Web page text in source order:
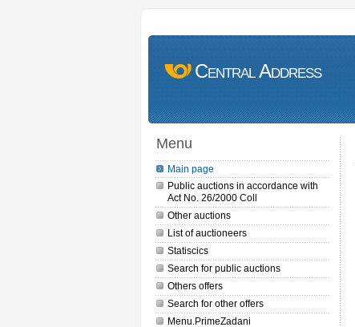
Central Address
Menu
Main page
Public auctions in accordance with
Act No. 26/2000 Coll
Other auctions
List of auctioneers
Statiscics
Search for public auctions
Others offers
Search for other offers
Menu.PrimeZadani